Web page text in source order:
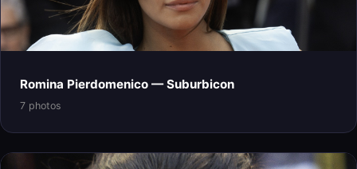
Romina Pierdomenico — Suburbicon
7 photos